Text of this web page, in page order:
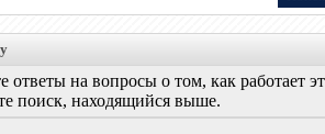
ответы на вопросы о том, как
поиск, находящийся выше.